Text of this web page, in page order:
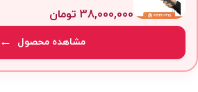
38,000,000 تومان
مشاهده محصول